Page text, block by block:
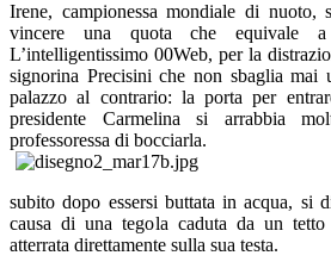
Irene, campionessa mondiale di nuoto,
vincere una quota che equivale
L’intelligentissimo 00Web, per la
signorina Precisini che non sbaglia mai
palazzo al contrario: la porta per
presidente Carmelina si arrabbia
professoressa di bocciarla.
subito dopo essersi buttata in acqua, si
causa di una tegola caduta da un
atterrata direttamente sulla sua testa.